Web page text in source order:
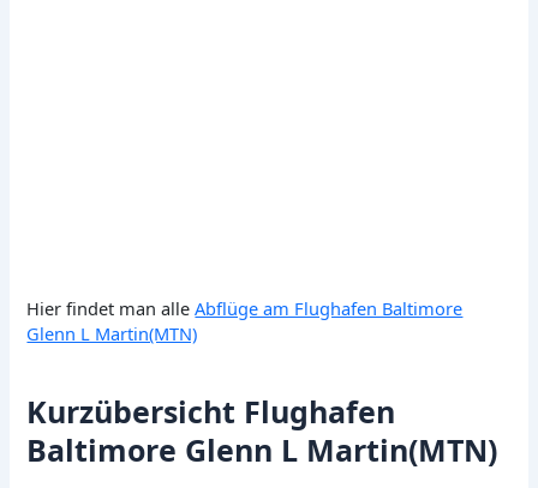
Hier findet man alleAbflüge am Flughafen Baltimore
Glenn L Martin(MTN)
Kurzübersicht Flughafen
Baltimore Glenn L Martin(MTN)